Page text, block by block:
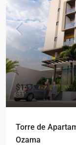
$147,262
$311,239
Torre de
Ozama